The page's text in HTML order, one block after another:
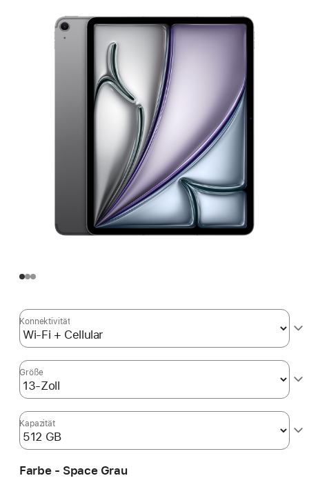
Konnektivität
Größe
Kapazität
Farbe - Space Grau